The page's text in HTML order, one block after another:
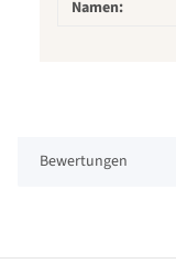
Namen:
Bewertungen